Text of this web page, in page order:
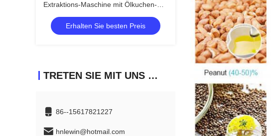
Extraktions-Maschine mit Ölkuchen-
Zufuhr
Erhalten Sie besten Preis
TRETEN SIE MIT UNS IN VERBINDUNG
86--15617821227
hnlewin@hotmail.com